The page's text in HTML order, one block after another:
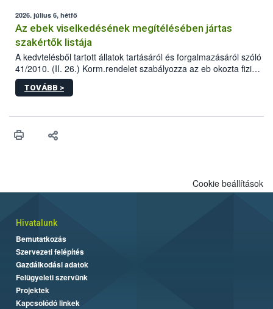
2026. július 6, hétfő
Az ebek viselkedésének megítélésében jártas
szakértők listája
A kedvtelésből tartott állatok tartásáról és forgalmazásáról szóló
41/2010. (II. 26.) Korm.rendelet szabályozza az eb okozta fizikai
sérülés, illetve ennek veszélye keletkezésekor felmerülő
hatósági feladatokat, valamint a veszélyes eb tartását és annak
vonni az ebek viselkedésének megítélésében jártas szakértőt.
TOVÁBB >
Cookie beállítások
Hivatalunk
Bemutatkozás
Szervezeti felépítés
Gazdálkodási adatok
Felügyeleti szervünk
Projektek
Kapcsolódó linkek